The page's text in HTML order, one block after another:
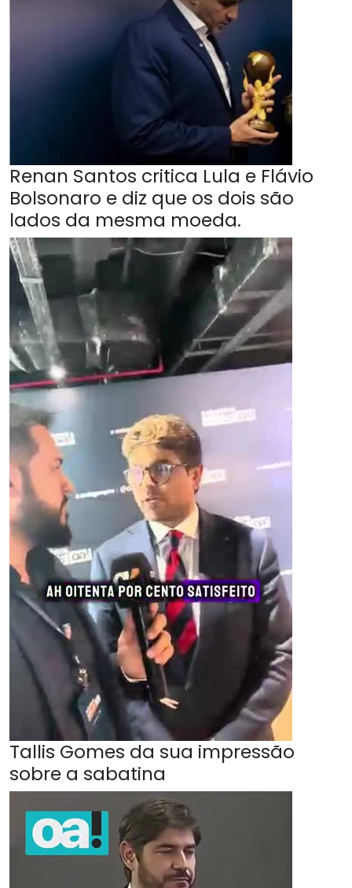
Renan Santos critica Lula e Flávio
Bolsonaro e diz que os dois são
lados da mesma moeda.
Tallis Gomes da sua impressão
sobre a sabatina